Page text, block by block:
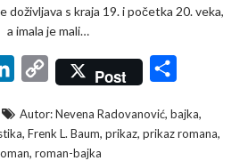
s kraja 19. i početka 20. veka,
a imala je mali…
n
k
C
p
y
Post
a
Autor: Nevena Radovanović, bajka,
, Frenk L. Baum, prikaz, prikaz romana,
, roman-bajka